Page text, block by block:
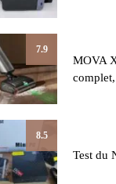
7.9
MOVA
8.5
Test du